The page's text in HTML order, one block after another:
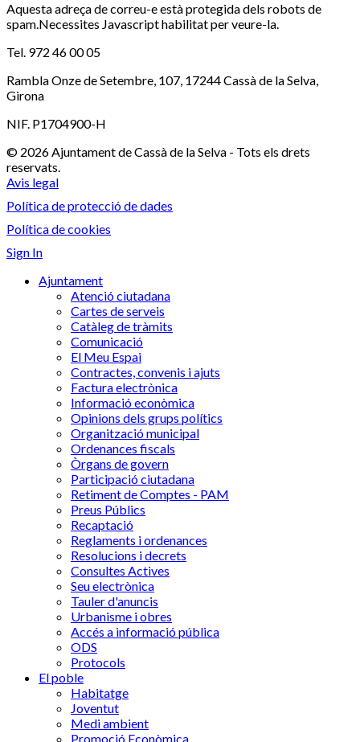
Aquesta adreça de correu-e està protegida dels robots de
spam.Necessites Javascript habilitat per veure-la.
Tel. 972 46 00 05
Rambla Onze de Setembre, 107, 17244 Cassà de la Selva,
Girona
NIF. P1704900-H
© 2026 Ajuntament de Cassà de la Selva - Tots els drets
reservats.
Avis legal
Política de protecció de dades
Política de cookies
Sign In
Ajuntament
Atenció ciutadana
Cartes de serveis
Catàleg de tràmits
Comunicació
El Meu Espai
Contractes, convenis i ajuts
Factura electrònica
Informació econòmica
Opinions dels grups polítics
Organització municipal
Ordenances fiscals
Òrgans de govern
Participació ciutadana
Retiment de Comptes - PAM
Preus Públics
Recaptació
Reglaments i ordenances
Resolucions i decrets
Consultes Actives
Seu electrònica
Tauler d'anuncis
Urbanisme i obres
Accés a informació pública
ODS
Protocols
El poble
Habitatge
Joventut
Medi ambient
Promoció Econòmica